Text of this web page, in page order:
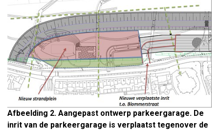
Afbeelding 2. Aangepast ontwerp parkeergarage. De
inrit van de parkeergarage is verplaatst tegenover de